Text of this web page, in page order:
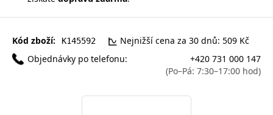
Kód zboží: K145592
Nejnižší cena za 30 dnů: 509 Kč
Objednávky po telefonu:
+420 731 000 147
(Po–Pá: 7:30–17:00 hod)